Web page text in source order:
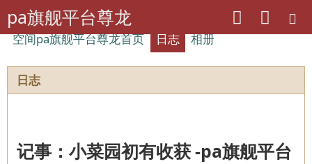
pa旗舰平台尊龙
空间pa旗舰平台尊龙首页 日志 相册
日志
记事：小菜园初有收获 -pa旗舰平台